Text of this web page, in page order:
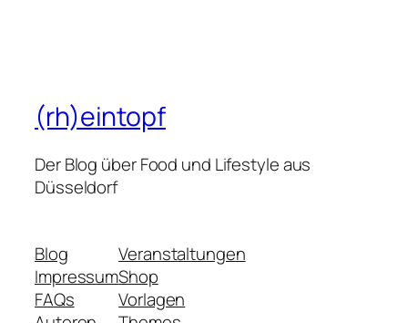
(rh)eintopf
Der Blog über Food und Lifestyle aus
Düsseldorf
Blog
Impressum
FAQs
Veranstaltungen
Shop
Vorlagen